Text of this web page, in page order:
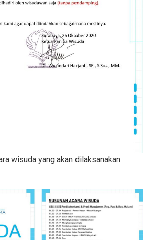
wisuda yang akan dilaksanakan